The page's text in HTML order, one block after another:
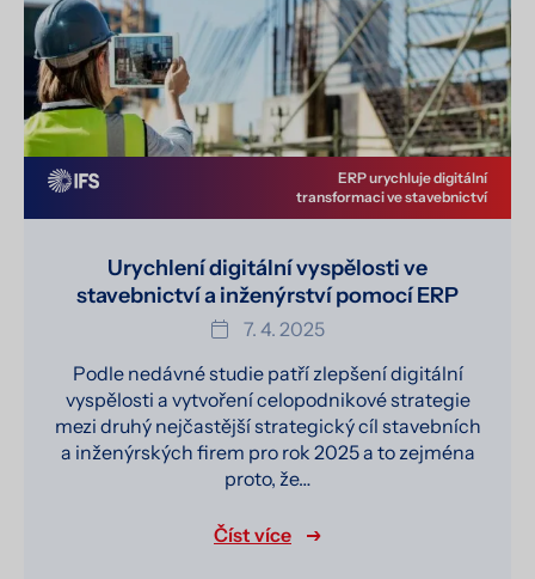
ERP urychluje digitální
transformaci ve stavebnictví
Urychlení digitální vyspělosti ve
stavebnictví a inženýrství pomocí ERP
7. 4. 2025
Podle nedávné studie patří zlepšení digitální
vyspělosti a vytvoření celopodnikové strategie
mezi druhý nejčastější strategický cíl stavebních
a inženýrských firem pro rok 2025 a to zejména
proto, že…
Číst více